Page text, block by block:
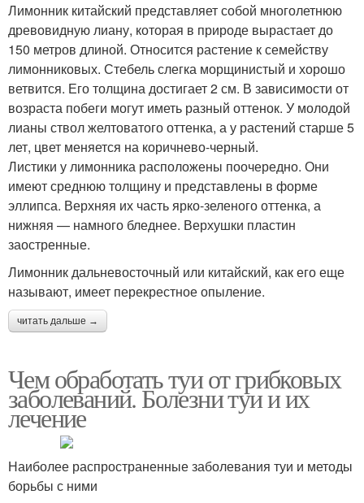
Лимонник китайский представляет собой многолетнюю
древовидную лиану, которая в природе вырастает до
150 метров длиной. Относится растение к семейству
лимонниковых. Стебель слегка морщинистый и хорошо
ветвится. Его толщина достигает 2 см. В зависимости от
возраста побеги могут иметь разный оттенок. У молодой
лианы ствол желтоватого оттенка, а у растений старше 5
лет, цвет меняется на коричнево-черный.
Листики у лимонника расположены поочередно. Они
имеют среднюю толщину и представлены в форме
эллипса. Верхняя их часть ярко-зеленого оттенка, а
нижняя — намного бледнее. Верхушки пластин
заостренные.
Лимонник дальневосточный или китайский, как его еще
называют, имеет перекрестное опыление.
читать дальше →
Чем обработать туи от грибковых
заболеваний. Болезни туи и их
лечение
Наиболее распространенные заболевания туи и методы
борьбы с ними